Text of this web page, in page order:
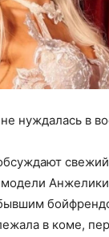
нуждалась в
модели
в коме,